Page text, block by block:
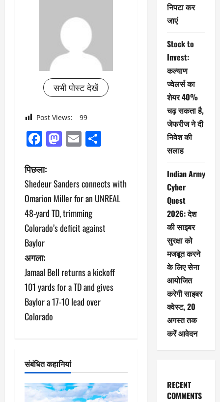
सभी पोस्ट देखें
Post Views: 99
Facebook
Mastodon
Email
पो
स्ट
ने
वि
गे
श
न
पिछला:
Shedeur Sanders connects with
Omarion Miller for an UNREAL
48-yard TD, trimming
Colorado’s deficit against
Baylor
अगला:
Jamaal Bell returns a kickoff
101 yards for a TD and gives
Baylor a 17-10 lead over
Colorado
संबंधित कहानियां
निपटा कर
जाएं
Stock to
Invest:
कल्याण
ज्वेलर्स का
शेयर 40%
चढ़ सकता है,
जेफरीज ने दी
निवेश की
सलाह
Indian Army
Cyber
Quest
2026: देश
की साइबर
सुरक्षा को
मजबूत करने
के लिए सेना
आयोजित
करेगी साइबर
क्वेस्ट, 20
अगस्त तक
करें आवेदन
RECENT
COMMENTS